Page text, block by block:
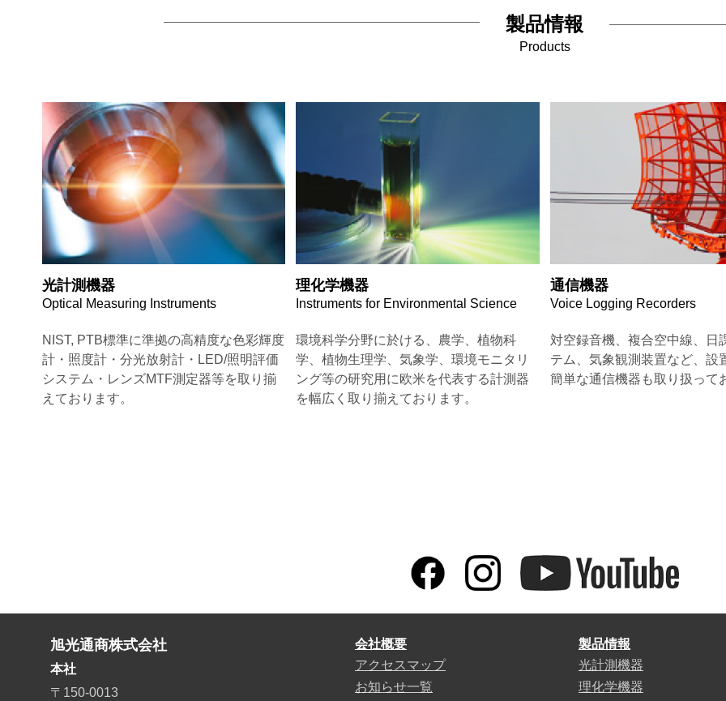
製品情報
Products
光計測機器
Optical Measuring Instruments
NIST, PTB標準に準拠の高精度な色彩輝度
計・照度計・分光放射計・LED/照明評価
システム・レンズMTF測定器等を取り揃
えております。
理化学機器
Instruments for Environmental Science
環境科学分野に於ける、農学、植物科
学、植物生理学、気象学、環境モニタリ
ング等の研究用に欧米を代表する計測器
を幅広く取り揃えております。
通信機器
Voice Logging Recorders
対空録音機、複合空中線、日
テム、気象観測装置など、設
簡単な通信機器も取り扱って
会社概要
アクセスマップ
お知らせ一覧
製品情報
光計測機器
理化学機器
旭光通商株式会社
本社
〒150-0013